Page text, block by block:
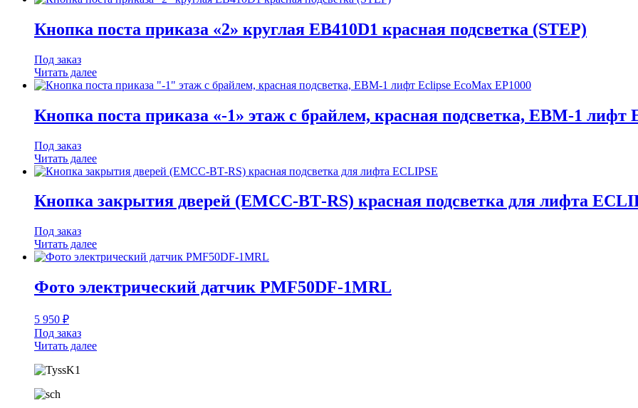
Кнопка поста приказа «2» круглая EB410D1 красная подсветка (STEP)
Под заказ
Читать далее
Кнопка поста приказа «-1» этаж с брайлем, красная подсветка, EBM-1 лифт
Под заказ
Читать далее
Кнопка закрытия дверей (EMCC-ВТ-RS) красная подсветка для лифта
Под заказ
Читать далее
Фото электрический датчик PMF50DF-1MRL
5 950 ₽
Под заказ
Читать далее